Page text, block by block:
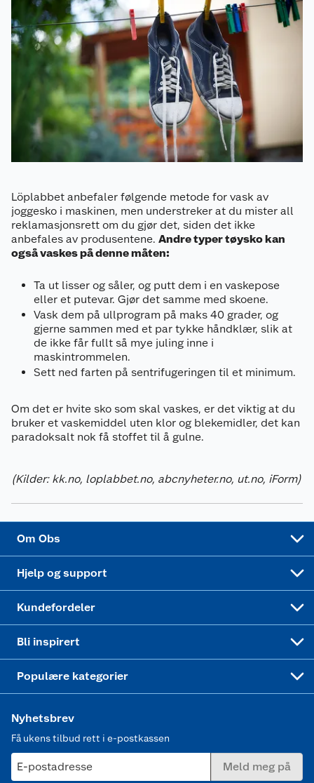
Löplabbet anbefaler følgende metode for vask av
joggesko i maskinen, men understreker at du mister all
reklamasjonsrett om du gjør det, siden det ikke
anbefales av produsentene. Andre typer tøysko kan
også vaskes på denne måten:
Ta ut lisser og såler, og putt dem i en vaskepose
eller et putevar. Gjør det samme med skoene.
Vask dem på ullprogram på maks 40 grader, og
gjerne sammen med et par tykke håndklær, slik at
de ikke får fullt så mye juling inne i
maskintrommelen.
Sett ned farten på sentrifugeringen til et minimum.
Om det er hvite sko som skal vaskes, er det viktig at du
bruker et vaskemiddel uten klor og blekemidler, det kan
paradoksalt nok få stoffet til å gulne.
(Kilder: kk.no, loplabbet.no, abcnyheter.no, ut.no, iForm)
Om Obs
Om oss
Nyheter
Våre butikker
Våre merkevarer
Coop kjeder
Ledige stillinger
Sikkerhetsdatablad
Hjelp og support
Kontakt oss
Angre- og returrett
Reklamasjon og garanti
Ofte stilte spørsmål
Betalingsalternativer
Leveringsalternativer
Sikkerhetsdatablad
Kundefordeler
Åpent kjøp
Retur av el-avfall
Bli inspirert
Populære kategorier
Trampoline
Nyhetsbrev
Få ukens tilbud rett i e-postkassen
E-postadresse Meld meg på